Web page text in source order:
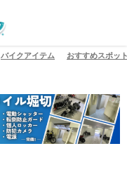
バイクアイテム おすすめスポッ